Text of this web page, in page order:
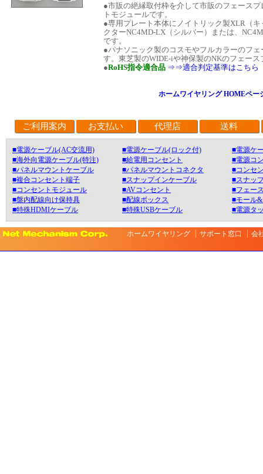
●市販の絶縁取付枠を介して市販のフェース
トモジュールです。
●専用プレート本体にノイトリック製XLR（
クターNC4MD-LX（シルバー）または、
です。
●パナソニック製のコスモやフルカラーのフ
す。東芝製のWIDE-iや神保製のNKのフェー
●RoHS指令適合品 ⇒⇒適合判定基準はこちら
ホームワイヤリング HOMEペー
ご利用案内 お支払い 代理店 送料
■電源ケーブル(AC交流用) ■電源ケーブル(ロック付)
■電源ケ
■海外向電源ケーブル(特注)
■給電用コンセント
■電源コ
■パネルマウントケーブル
■パネルマウントコネクタ
■コンセ
■複合コンセント端子
■スナップインケーブル
■スナッ
■コンセントモジュール
■AVコンセント
■フェー
■盤内配線向け保持具
■配線ボックス
■モール
■特殊HDMIケーブル
■特殊USBケーブル ■電源タ
ホームワイヤリング サポート窓口 会